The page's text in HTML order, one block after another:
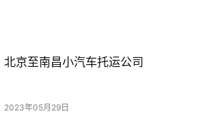
北京至南昌小汽车托运公司
2023年05月29日